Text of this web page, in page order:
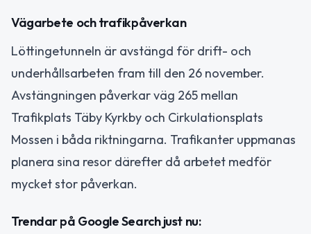
Vägarbete och trafikpåverkan
Löttingetunneln är avstängd för drift- och
underhållsarbeten fram till den 26 november.
Avstängningen påverkar väg 265 mellan
Trafikplats Täby Kyrkby och Cirkulationsplats
Mossen i båda riktningarna. Trafikanter uppmanas
planera sina resor därefter då arbetet medför
mycket stor påverkan.
Trendar på Google Search just nu: